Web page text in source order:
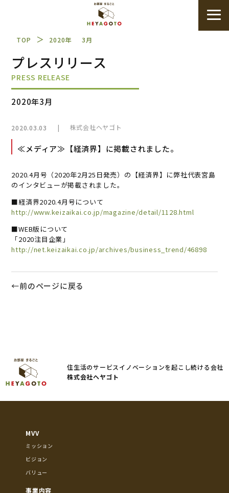
TOP ＞ 2020年 3月
プレスリリース
PRESS RELEASE
2020年3月
2020.03.03 | 株式会社ヘヤゴト
≪メディア≫【経済界】に掲載されました。
2020.4月号（2020年2月25日発売）の【経済界】に弊社代表宮島
のインタビューが掲載されました。
■経済界2020.4月号について
http://www.keizaikai.co.jp/magazine/detail/1128.html
■WEB版について
「2020注目企業」
http://net.keizaikai.co.jp/archives/business_trend/46898
←前のページに戻る
住生活のサービスイノベーションを起こし続ける会社
株式会社ヘヤゴト
MVV
ミッション
ビジョン
バリュー
事業内容